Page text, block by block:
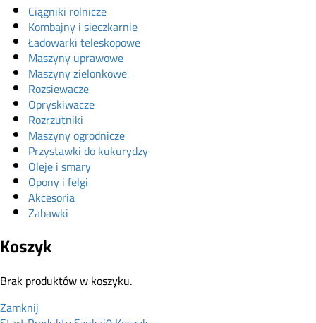
Ciągniki rolnicze
Kombajny i sieczkarnie
Ładowarki teleskopowe
Maszyny uprawowe
Maszyny zielonkowe
Rozsiewacze
Opryskiwacze
Rozrzutniki
Maszyny ogrodnicze
Przystawki do kukurydzy
Oleje i smary
Opony i felgi
Akcesoria
Zabawki
Koszyk
Brak produktów w koszyku.
Zamknij